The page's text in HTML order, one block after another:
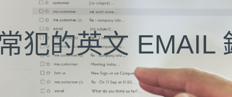
犯的英文 EMAIL